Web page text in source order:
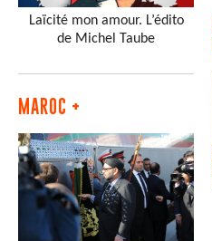
Laïcité mon amour. L’édito
de Michel Taube
MAROC +